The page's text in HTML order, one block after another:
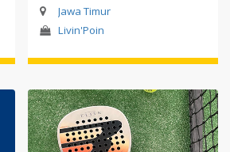
Jawa Timur
Livin'Poin